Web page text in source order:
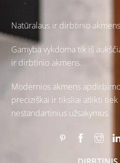
Natūralaus ir dirbtinio akmens
Gamyba vykdoma tik iš
ir dirbtinio akmens.
Modernios akmens
preciziškai ir tiksliai atlikti
nestandartinius užsakymus.